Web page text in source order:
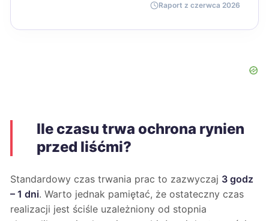
Raport z czerwca 2026
Ile czasu trwa ochrona rynien
przed liśćmi?
Standardowy czas trwania prac to zazwyczaj 3 godz
– 1 dni. Warto jednak pamiętać, że ostateczny czas
realizacji jest ściśle uzależniony od stopnia